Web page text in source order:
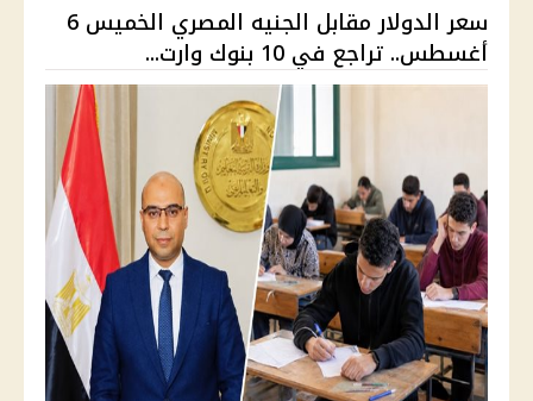
سعر الدولار مقابل الجنيه المصري الخميس 6
أغسطس.. تراجع في 10 بنوك وارت...